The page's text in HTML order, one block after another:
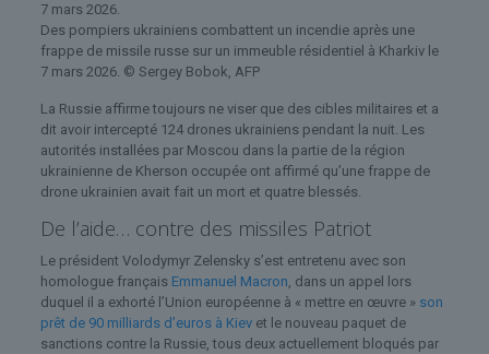
Des pompiers ukrainiens combattent un incendie après une
frappe de missile russe sur un immeuble résidentiel à Kharkiv le
7 mars 2026. © Sergey Bobok, AFP
La Russie affirme toujours ne viser que des cibles militaires et a
dit avoir intercepté 124 drones ukrainiens pendant la nuit. Les
autorités installées par Moscou dans la partie de la région
ukrainienne de Kherson occupée ont affirmé qu’une frappe de
drone ukrainien avait fait un mort et quatre blessés.
De l’aide… contre des missiles Patriot
Le président Volodymyr Zelensky s’est entretenu avec son
homologue français Emmanuel Macron , dans un appel lors
duquel il a exhorté l’Union européenne à « mettre en œuvre » son
prêt de 90 milliards d’euros à Kievet le nouveau paquet de
sanctions contre la Russie, tous deux actuellement bloqués par